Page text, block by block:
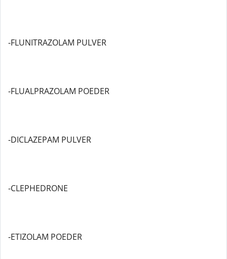
-FLUNITRAZOLAM PULVER
-FLUALPRAZOLAM POEDER
-DICLAZEPAM PULVER
-CLEPHEDRONE
-ETIZOLAM POEDER